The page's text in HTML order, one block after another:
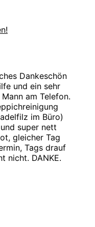
Dankeschön
und ein sehr
am Telefon.
im Büro)
super nett
gleicher Tag
Tags drauf
nicht. DANKE.